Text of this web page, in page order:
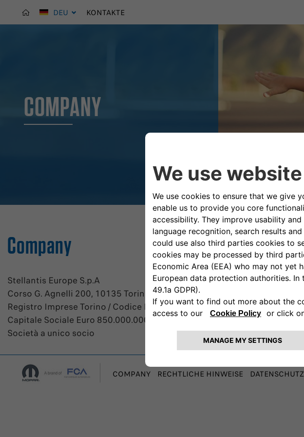
DEU KONTAKTE
COMPANY
Company
Stellantis Europe S.p.A
Corso G. Agnelli 200, 10135 Torino, Italia
Registro Imprese Torino / Codice Fiscale n. 07973780013
Capitale Sociale Euro 850.000.000 i.v.
Società a unico socio
COMPANY RECHTLICHE HINWEISE DATENSCHUTZ